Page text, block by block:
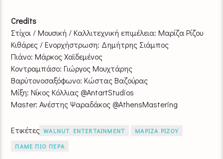
Credits
Στίχοι / Μουσική / Καλλιτεχνική επιμέλεια: Μαρίζα Ρίζου
Κιθάρες / Ενορχήστρωση: Δημήτρης Σιάμπος
Πιάνο: Μάρκος Χαϊδεμένος
Κοντραμπάσο: Γιώργος Μουχτάρης
Βαρύτονοσαξόφωνο: Κώστας Βαζούρας
Μίξη: Νίκος Κόλλιας @AntartStudios
Master: Ανέστης Ψαραδάκος @AthensMastering
Ετικέτες WALNUT ENTERTAINMENT
ΜΑΡΙΖΑ ΡΙΖΟΥ
ΠΑΜΕ ΠΙΟ ΠΕΡΑ